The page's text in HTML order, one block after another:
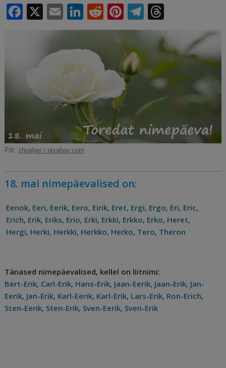
F
o
X E
m
ai
l
Li
n
k
dI
n
R
e
di
t
Pi
n
te
r
e
st
T
el
e
g
ra
m
r
e
a
d
Pilt: zhugher / pixabay.com
18. mai nimepäevalised on:
Eenok, Eeri, Eerik, Eero, Eirik, Eret, Ergi, Ergo, Eri, Eric,
Erich, Erik, Eriks, Erio, Erki, Erkki, Erkko, Erko, Heret,
Hergi, Herki, Herkki, Herkko, Herko, Tero, Theron
Tänased nimepäevalised, kellel on liitnimi:
Bert-Erik, Carl-Erik, Hans-Erik, Jaan-Eerik, Jaan-Erik, Jan-
Eerik, Jan-Erik, Karl-Eerik, Karl-Erik, Lars-Erik, Ron-Erich,
Sten-Eerik, Sten-Erik, Sven-Eerik, Sven-Erik